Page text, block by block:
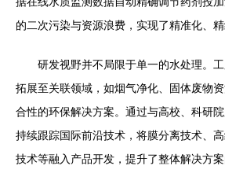
的二次污染与资源浪费，实现了精准化、精
研发视野并不局限于单一的水处理。
拓展至关联领域，如烟气净化、固体废物
合性的环保解决方案。通过与高校、科研
持续跟踪国际前沿技术，将膜分离技术、
技术等融入产品开发，提升了整体解决方案